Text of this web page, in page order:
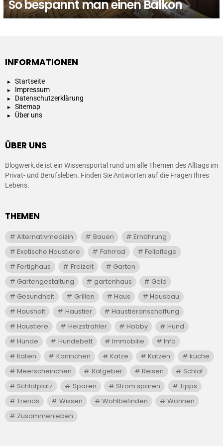
So bespannt man einen Balkon
INFORMATIONEN
Startseite
Impressum
Datenschutzerklärung
Sitemap
Über uns
ÜBER UNS
Blogwerk.de ist ein Wissensportal rund um alle Themen des Alltags im
Privat- und Berufsleben. Finden Sie Antworten auf die Fragen Ihres
Lebens.
THEMEN
Alternativmedizin Bauen
Ernährung
Exotische Haustiere
Fahrrad
Fellpflege
Fertighaus
Freizeit
Garten
Gartengestaltung
gartenhaus
Geld
Gesundheit
Grillen Haus
Hausbau
Haushalt
Haustier
Haustieranschaffung
Haustiere
Heizstrahler Hobby
Hund
Hunde
Hundebett Immobilie
Info
Italien
Kaninchen Katze Katzen
küche
Meerscheinchen
Ratgeber Reisen
Schlaf
Schlafplatz
Sparen Strom sparen
Tipps
Trends
Wissen Wohlbefinden
Wohnen
Zusammenleben